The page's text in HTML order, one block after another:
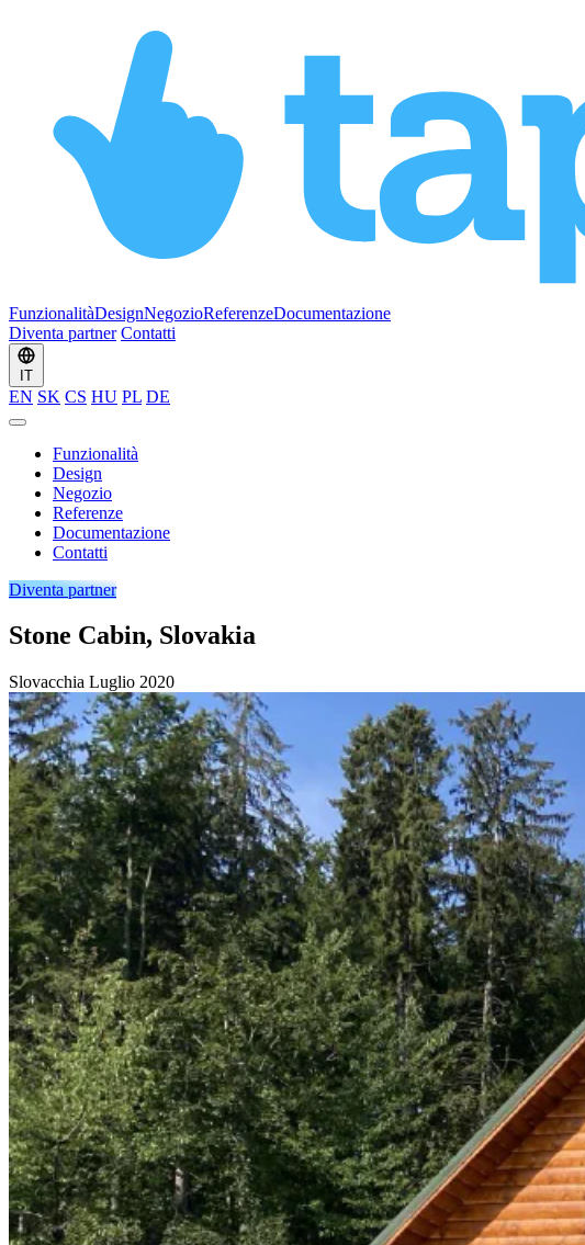
FunzionalitàDesignNegozioReferenzeDocumentazione
Diventa partner Contatti
IT
EN SK CS HU PL DE
Funzionalità
Design
Negozio
Referenze
Documentazione
Contatti
Diventa partner
Stone Cabin, Slovakia
Slovacchia Luglio 2020